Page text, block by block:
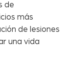
de
más
de lesiones
una vida